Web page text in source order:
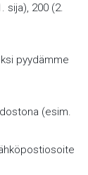
sija), 200 (2.
pyydämme
(esim.